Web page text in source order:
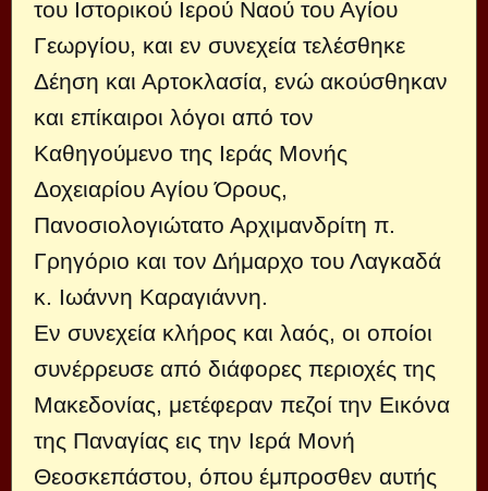
του Ιστορικού Ιερού Ναού του Αγίου
Γεωργίου, και εν συνεχεία τελέσθηκε
Δέηση και Αρτοκλασία, ενώ ακούσθηκαν
και επίκαιροι λόγοι από τον
Καθηγούμενο της Ιεράς Μονής
Δοχειαρίου Αγίου Όρους,
Πανοσιολογιώτατο Αρχιμανδρίτη π.
Γρηγόριο και τον Δήμαρχο του Λαγκαδά
κ. Ιωάννη Καραγιάννη.
Εν συνεχεία κλήρος και λαός, οι οποίοι
συνέρρευσε από διάφορες περιοχές της
Μακεδονίας, μετέφεραν πεζοί την Εικόνα
της Παναγίας εις την Ιερά Μονή
Θεοσκεπάστου, όπου έμπροσθεν αυτής